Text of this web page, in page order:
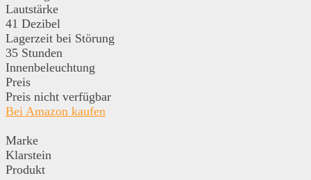
Lautstärke
41 Dezibel
Lagerzeit bei Störung
35 Stunden
Innenbeleuchtung
Preis
Preis nicht verfügbar
Bei Amazon kaufen
Marke
Klarstein
Produkt